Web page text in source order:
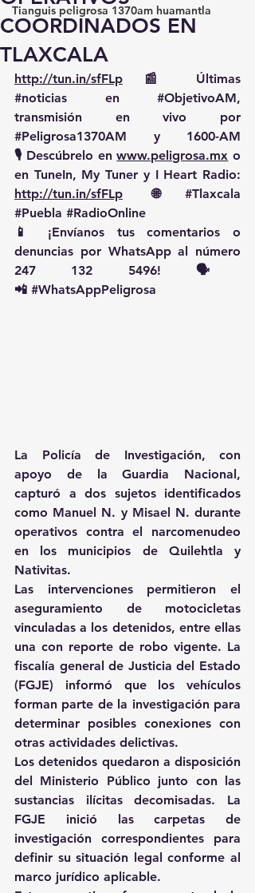
Tianguis peligrosa 1370am huamantla
COORDINADOS EN
TLAXCALA
http://tun.in/sfFLp
#noticias en #ObjetivoAM,
#Peligrosa1370AM y 1600-AM
🎙️ Descúbrelo en www.peligrosa.mx o
http://tun.in/sfFLp 🌐 #Tlaxcala
#Puebla #RadioOnline
📱 ¡Envíanos tus comentarios o
denuncias por WhatsApp al número
247 132 5496! 🗣️
📲 #WhatsAppPeligrosa
La Policía de Investigación, con
apoyo de la Guardia Nacional,
capturó a dos sujetos identificados
como Manuel N. y Misael N. durante
operativos contra el narcomenudeo
en los municipios de Quilehtla y
Nativitas.
Las intervenciones permitieron el
aseguramiento de motocicletas
vinculadas a los detenidos, entre ellas
una con reporte de robo vigente. La
fiscalía general de Justicia del Estado
(FGJE) informó que los vehículos
forman parte de la investigación para
determinar posibles conexiones con
otras actividades delictivas.
Los detenidos quedaron a disposición
del Ministerio Público junto con las
sustancias ilícitas decomisadas. La
FGJE inició las carpetas de
investigación correspondientes para
definir su situación legal conforme al
marco jurídico aplicable.